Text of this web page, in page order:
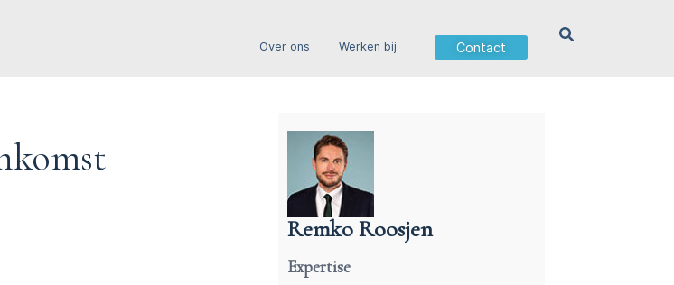
Over ons Werken bij Contact
Remko Roosjen
Advocaat contractenrecht
Expertise